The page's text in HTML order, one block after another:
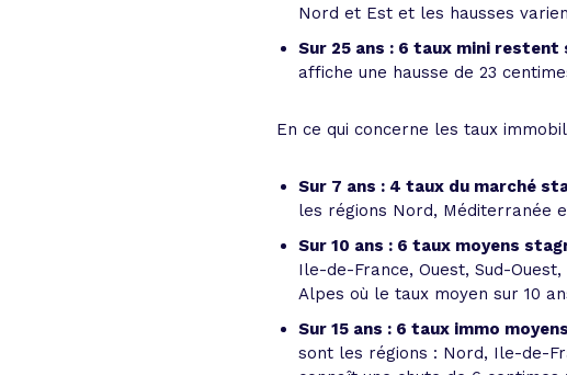
Nord et Est et les hausses
Sur 25 ans : 6 taux mini
affiche une hausse de 23
En ce qui concerne les taux
Sur 7 ans : 4 taux du marché
les régions Nord, Méditerranée
Sur 10 ans : 6 taux moyens
Ile-de-France, Ouest, Sud-
Alpes où le taux moyen sur 10
Sur 15 ans : 6 taux immo
sont les régions : Nord, Ile-de-